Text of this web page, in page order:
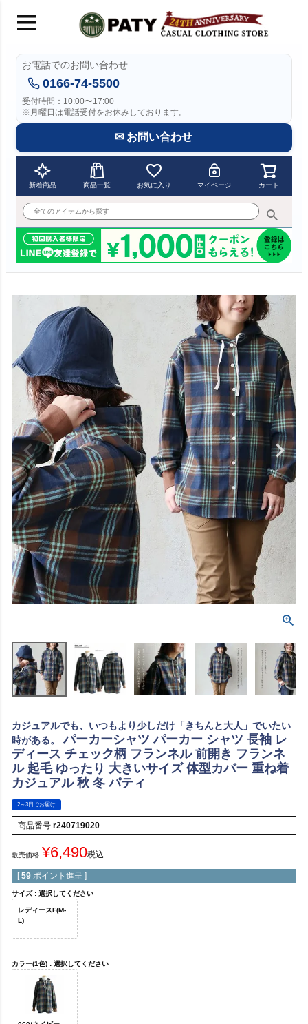
お電話でのお問い合わせ
0166-74-5500
受付時間：10:00〜17:00
※月曜日は電話受付をお休みしております。
✉ お問い合わせ
新着商品 商品一覧 お気に入り マイページ カート
カジュアルでも、いつもより少しだけ「きちんと大人」でいたい
時がある。
パーカーシャツ パーカー シャツ 長袖 レ
ディース チェック柄 フランネル 前開き フランネ
ル 起毛 ゆったり 大きいサイズ 体型カバー 重ね着
カジュアル 秋 冬 パティ
2～3日でお届け
商品番号 r240719020
販売価格 ¥6,490税込
[ 59 ポイント進呈 ]
サイズ 選択してください
レディースF(M-
L)
カラー(1色) 選択してください